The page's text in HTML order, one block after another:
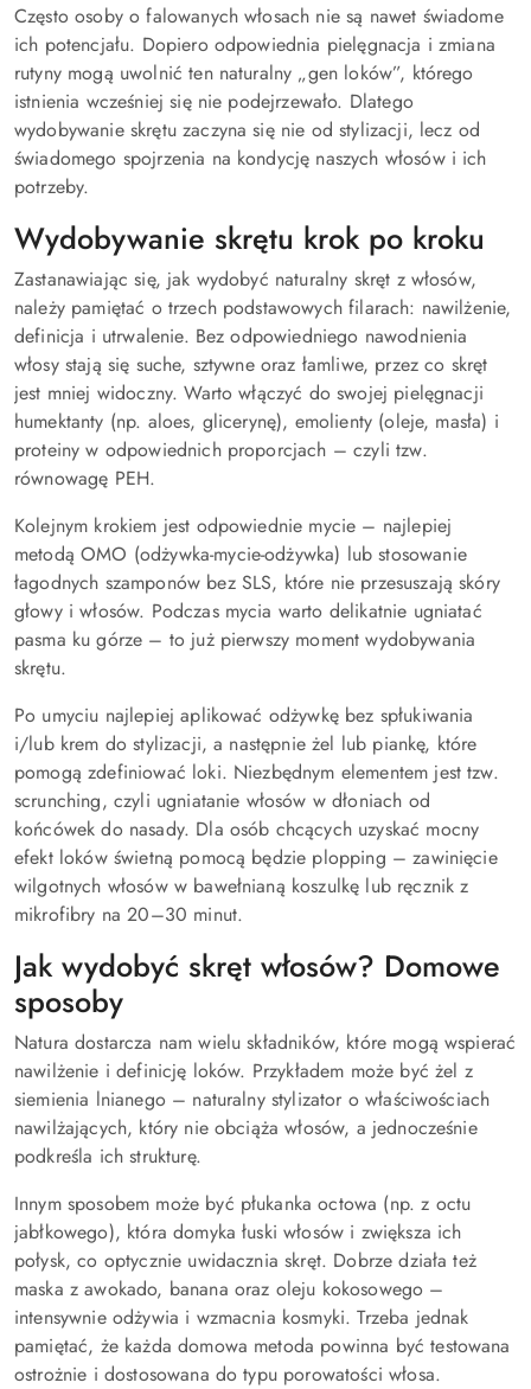
Często osoby o falowanych włosach nie są nawet świadome
ich potencjału. Dopiero odpowiednia pielęgnacja i zmiana
rutyny mogą uwolnić ten naturalny „gen loków”, którego
istnienia wcześniej się nie podejrzewało. Dlatego
wydobywanie skrętu zaczyna się nie od stylizacji, lecz od
świadomego spojrzenia na kondycję naszych włosów i ich
potrzeby.
Wydobywanie skrętu krok po kroku
Zastanawiając się, jak wydobyć naturalny skręt z włosów,
należy pamiętać o trzech podstawowych filarach: nawilżenie,
definicja i utrwalenie. Bez odpowiedniego nawodnienia
włosy stają się suche, sztywne oraz łamliwe, przez co skręt
jest mniej widoczny. Warto włączyć do swojej pielęgnacji
humektanty (np. aloes, glicerynę), emolienty (oleje, masła) i
proteiny w odpowiednich proporcjach – czyli tzw.
równowagę PEH.
Kolejnym krokiem jest odpowiednie mycie – najlepiej
metodą OMO (odżywka-mycie-odżywka) lub stosowanie
łagodnych szamponów bez SLS, które nie przesuszają skóry
głowy i włosów. Podczas mycia warto delikatnie ugniatać
pasma ku górze – to już pierwszy moment wydobywania
skrętu.
Po umyciu najlepiej aplikować odżywkę bez spłukiwania
i/lub krem do stylizacji, a następnie żel lub piankę, które
pomogą zdefiniować loki. Niezbędnym elementem jest tzw.
scrunching, czyli ugniatanie włosów w dłoniach od
końcówek do nasady. Dla osób chcących uzyskać mocny
efekt loków świetną pomocą będzie plopping – zawinięcie
wilgotnych włosów w bawełnianą koszulkę lub ręcznik z
mikrofibry na 20–30 minut.
Jak wydobyć skręt włosów? Domowe
sposoby
Natura dostarcza nam wielu składników, które mogą wspierać
nawilżenie i definicję loków. Przykładem może być żel z
siemienia lnianego – naturalny stylizator o właściwościach
nawilżających, który nie obciąża włosów, a jednocześnie
podkreśla ich strukturę.
Innym sposobem może być płukanka octowa (np. z octu
jabłkowego), która domyka łuski włosów i zwiększa ich
połysk, co optycznie uwidacznia skręt. Dobrze działa też
maska z awokado, banana oraz oleju kokosowego –
intensywnie odżywia i wzmacnia kosmyki. Trzeba jednak
pamiętać, że każda domowa metoda powinna być testowana
ostrożnie i dostosowana do typu porowatości włosa.